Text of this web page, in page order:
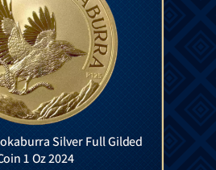
Silver Full Gilded
1 Oz 2024